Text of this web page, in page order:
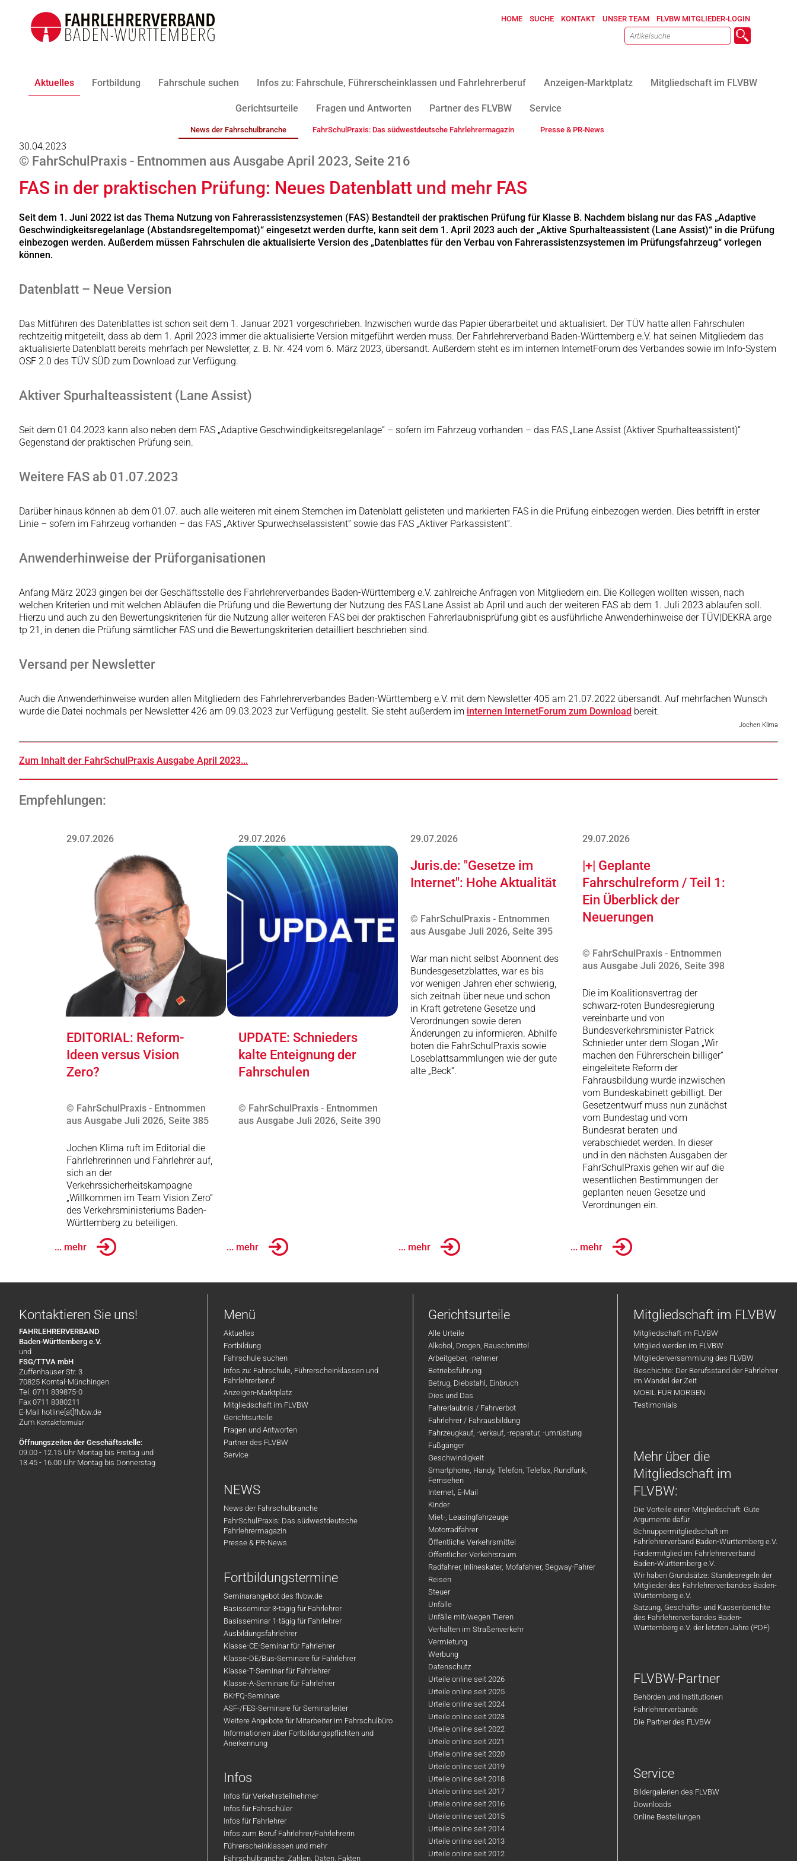
HOME SUCHE KONTAKT UNSER TEAM FLVBW MITGLIEDER-LOGIN
Aktuelles Fortbildung Fahrschule suchen Infos zu: Fahrschule, Führerscheinklassen und Fahrlehrerberuf Anzeigen-Marktplatz Mitgliedschaft im FLVBW
Gerichtsurteile Fragen und Antworten Partner des FLVBW Service
News der Fahrschulbranche FahrSchulPraxis: Das südwestdeutsche Fahrlehrermagazin Presse & PR-News
30.04.2023
© FahrSchulPraxis - Entnommen aus Ausgabe April 2023, Seite 216
FAS in der praktischen Prüfung: Neues Datenblatt und mehr FAS
Seit dem 1. Juni 2022 ist das Thema Nutzung von Fahrerassistenzsystemen (FAS) Bestandteil der praktischen Prüfung für Klasse B. Nachdem bislang nur das FAS „Adaptive
Geschwindigkeitsregelanlage (Abstandsregeltempomat)“ eingesetzt werden durfte, kann seit dem 1. April 2023 auch der „Aktive Spurhalteassistent (Lane Assist)“ in die Prüfung
einbezogen werden. Außerdem müssen Fahrschulen die aktualisierte Version des „Datenblattes für den Verbau von Fahrerassistenzsystemen im Prüfungsfahrzeug“ vorlegen
können.
Datenblatt – Neue Version
Das Mitführen des Datenblattes ist schon seit dem 1. Januar 2021 vorgeschrieben. Inzwischen wurde das Papier überarbeitet und aktualisiert. Der TÜV hatte allen Fahrschulen
rechtzeitig mitgeteilt, dass ab dem 1. April 2023 immer die aktualisierte Version mitgeführt werden muss. Der Fahrlehrerverband Baden-Württemberg e.V. hat seinen Mitgliedern das
aktualisierte Datenblatt bereits mehrfach per Newsletter, z. B. Nr. 424 vom 6. März 2023, übersandt. Außerdem steht es im internen InternetForum des Verbandes sowie im Info-System
OSF 2.0 des TÜV SÜD zum Download zur Verfügung.
Aktiver Spurhalteassistent (Lane Assist)
Seit dem 01.04.2023 kann also neben dem FAS „Adaptive Geschwindigkeitsregelanlage“ – sofern im Fahrzeug vorhanden – das FAS „Lane Assist (Aktiver Spurhalteassistent)“
Gegenstand der praktischen Prüfung sein.
Weitere FAS ab 01.07.2023
Darüber hinaus können ab dem 01.07. auch alle weiteren mit einem Sternchen im Datenblatt gelisteten und markierten FAS in die Prüfung einbezogen werden. Dies betrifft in erster
Linie – sofern im Fahrzeug vorhanden – das FAS „Aktiver Spurwechselassistent“ sowie das FAS „Aktiver Parkassistent“.
Anwenderhinweise der Prüforganisationen
Anfang März 2023 gingen bei der Geschäftsstelle des Fahrlehrerverbandes Baden-Württemberg e.V. zahlreiche Anfragen von Mitgliedern ein. Die Kollegen wollten wissen, nach
welchen Kriterien und mit welchen Abläufen die Prüfung und die Bewertung der Nutzung des FAS Lane Assist ab April und auch der weiteren FAS ab dem 1. Juli 2023 ablaufen soll.
Hierzu und auch zu den Bewertungskriterien für die Nutzung aller weiteren FAS bei der praktischen Fahrerlaubnisprüfung gibt es ausführliche Anwenderhinweise der TÜV|DEKRA arge
tp 21, in denen die Prüfung sämtlicher FAS und die Bewertungskriterien detailliert beschrieben sind.
Versand per Newsletter
Auch die Anwenderhinweise wurden allen Mitgliedern des Fahrlehrerverbandes Baden-Württemberg e.V. mit dem Newsletter 405 am 21.07.2022 übersandt. Auf mehrfachen Wunsch
wurde die Datei nochmals per Newsletter 426 am 09.03.2023 zur Verfügung gestellt. Sie steht außerdem im internen InternetForum zum Download bereit.
Jochen Klima
Zum Inhalt der FahrSchulPraxis Ausgabe April 2023...
Empfehlungen:
29.07.2026
EDITORIAL: Reform-
Ideen versus Vision
Zero?
© FahrSchulPraxis - Entnommen
aus Ausgabe Juli 2026, Seite 385
Jochen Klima ruft im Editorial die
Fahrlehrerinnen und Fahrlehrer auf,
sich an der
Verkehrssicherheitskampagne
„Willkommen im Team Vision Zero“
des Verkehrsministeriums Baden-
Württemberg zu beteiligen.
... mehr
29.07.2026
UPDATE: Schnieders
kalte Enteignung der
Fahrschulen
© FahrSchulPraxis - Entnommen
aus Ausgabe Juli 2026, Seite 390
... mehr
29.07.2026
Juris.de: "Gesetze im
Internet": Hohe Aktualität
© FahrSchulPraxis - Entnommen
aus Ausgabe Juli 2026, Seite 395
War man nicht selbst Abonnent des
Bundesgesetzblattes, war es bis
vor wenigen Jahren eher schwierig,
sich zeitnah über neue und schon
in Kraft getretene Gesetze und
Verordnungen sowie deren
Änderungen zu informieren. Abhilfe
boten die FahrSchulPraxis sowie
Loseblattsammlungen wie der gute
alte „Beck“.
... mehr
29.07.2026
|+| Geplante
Fahrschulreform / Teil 1:
Ein Überblick der
Neuerungen
© FahrSchulPraxis - Entnommen
aus Ausgabe Juli 2026, Seite 398
Die im Koalitionsvertrag der
schwarz-roten Bundesregierung
vereinbarte und von
Bundesverkehrsminister Patrick
Schnieder unter dem Slogan „Wir
machen den Führerschein billiger“
eingeleitete Reform der
Fahrausbildung wurde inzwischen
vom Bundeskabinett gebilligt. Der
Gesetzentwurf muss nun zunächst
vom Bundestag und vom
Bundesrat beraten und
verabschiedet werden. In dieser
und in den nächsten Ausgaben der
FahrSchulPraxis gehen wir auf die
wesentlichen Bestimmungen der
geplanten neuen Gesetze und
Verordnungen ein.
... mehr
Kontaktieren Sie uns!
FAHRLEHRERVERBAND
Baden-Württemberg e.V.
und
FSG/TTVA mbH
Zuffenhauser Str. 3
70825 Korntal-Münchingen
Tel. 0711 839875-0
Fax 0711 8380211
E-Mail hotline[at]flvbw.de
Zum Kontaktformular
Öffnungszeiten der Geschäftsstelle:
09.00 - 12.15 Uhr Montag bis Freitag und
13.45 - 16.00 Uhr Montag bis Donnerstag
Menü
Aktuelles
Fortbildung
Fahrschule suchen
Infos zu: Fahrschule, Führerscheinklassen und
Fahrlehrerberuf
Anzeigen-Marktplatz
Mitgliedschaft im FLVBW
Gerichtsurteile
Fragen und Antworten
Partner des FLVBW
Service
NEWS
News der Fahrschulbranche
FahrSchulPraxis: Das südwestdeutsche
Fahrlehrermagazin
Presse & PR-News
Fortbildungstermine
Seminarangebot des flvbw.de
Basisseminar 3-tägig für Fahrlehrer
Basisseminar 1-tägig für Fahrlehrer
Ausbildungsfahrlehrer
Klasse-CE-Seminar für Fahrlehrer
Klasse-DE/Bus-Seminare für Fahrlehrer
Klasse-T-Seminar für Fahrlehrer
Klasse-A-Seminare für Fahrlehrer
BKrFQ-Seminare
ASF-/FES-Seminare für Seminarleiter
Weitere Angebote für Mitarbeiter im Fahrschulbüro
Informationen über Fortbildungspflichten und
Anerkennung
Infos
Infos für Verkehrsteilnehmer
Infos für Fahrschüler
Infos für Fahrlehrer
Infos zum Beruf Fahrlehrer/Fahrlehrerin
Führerscheinklassen und mehr
Fahrschulbranche: Zahlen, Daten, Fakten
Gerichtsurteile
Alle Urteile
Alkohol, Drogen, Rauschmittel
Arbeitgeber, -nehmer
Betriebsführung
Betrug, Diebstahl, Einbruch
Dies und Das
Fahrerlaubnis / Fahrverbot
Fahrlehrer / Fahrausbildung
Fahrzeugkauf, -verkauf, -reparatur, -umrüstung
Fußgänger
Geschwindigkeit
Smartphone, Handy, Telefon, Telefax, Rundfunk,
Fernsehen
Internet, E-Mail
Kinder
Miet-, Leasingfahrzeuge
Motorradfahrer
Öffentliche Verkehrsmittel
Öffentlicher Verkehrsraum
Radfahrer, Inlineskater, Mofafahrer, Segway-Fahrer
Reisen
Steuer
Unfälle
Unfälle mit/wegen Tieren
Verhalten im Straßenverkehr
Vermietung
Werbung
Datenschutz
Urteile online seit 2026
Urteile online seit 2025
Urteile online seit 2024
Urteile online seit 2023
Urteile online seit 2022
Urteile online seit 2021
Urteile online seit 2020
Urteile online seit 2019
Urteile online seit 2018
Urteile online seit 2017
Urteile online seit 2016
Urteile online seit 2015
Urteile online seit 2014
Urteile online seit 2013
Urteile online seit 2012
Mitgliedschaft im FLVBW
Mitgliedschaft im FLVBW
Mitglied werden im FLVBW
Mitgliederversammlung des FLVBW
Geschichte: Der Berufsstand der Fahrlehrer
im Wandel der Zeit
MOBIL FÜR MORGEN
Testimonials
Mehr über die
Mitgliedschaft im
FLVBW:
Die Vorteile einer Mitgliedschaft: Gute
Argumente dafür
Schnuppermitgliedschaft im
Fahrlehrerverband Baden-Württemberg e.V.
Fördermitglied im Fahrlehrerverband
Baden-Württemberg e.V.
Wir haben Grundsätze: Standesregeln der
Mitglieder des Fahrlehrerverbandes Baden-
Württemberg e.V.
Satzung, Geschäfts- und Kassenberichte
des Fahrlehrerverbandes Baden-
Württemberg e.V. der letzten Jahre (PDF)
FLVBW-Partner
Behörden und Institutionen
Fahrlehrerverbände
Die Partner des FLVBW
Service
Bildergalerien des FLVBW
Downloads
Online Bestellungen